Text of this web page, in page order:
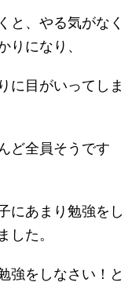
と、やる気がなく
りになり、
に目がいってしま
ど全員そうです
にあまり勉強をし
した。
強をしなさい！と